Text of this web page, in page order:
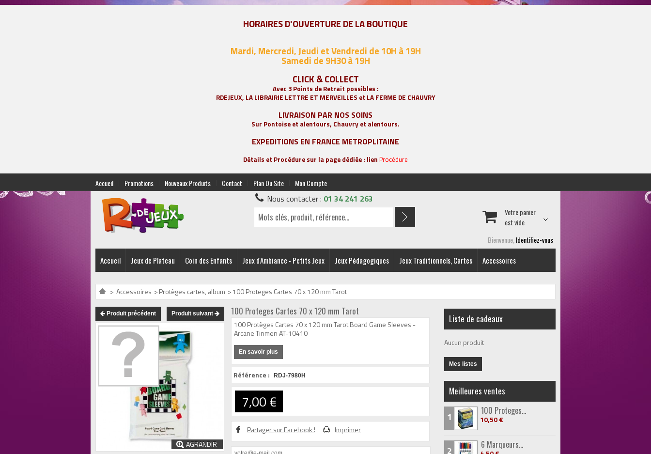
HORAIRES D'OUVERTURE DE LA BOUTIQUE
Mardi, Mercredi, Jeudi et Vendredi de 10H à 19H
Samedi de 9H30 à 19H
CLICK & COLLECT
Avec 3 Points de Retrait possibles :
RDEJEUX, LA LIBRAIRIE LETTRE ET MERVEILLES et LA FERME DE CHAUVRY
LIVRAISON PAR NOS SOINS
Sur Pontoise et alentours, Chauvry et alentours.
EXPEDITIONS EN FRANCE METROPLITAINE
Détails et Procédure sur la page dédiée : lien Procédure
Accueil Promotions Nouveaux Produits Contact Plan Du Site Mon Compte
Nous contacter : 01 34 241 263
Bienvenue, Identifiez-vous
Votre panier
est vide
Accueil Jeux de Plateau Coin des Enfants Jeux d'Ambiance - Petits Jeux Jeux Pédagogiques Jeux Traditionnels, Cartes Accessoires
> Accessoires >Protèges cartes, album >100 Proteges Cartes 70 x 120 mm Tarot
Produit précédent Produit suivant
AGRANDIR
100 Proteges Cartes 70 x 120 mm Tarot
100 Protèges Cartes 70 x 120 mm Tarot Board Game Sleeves -
Arcane Tinmen AT-10410
En savoir plus
Référence : RDJ-7980H
7,00 €
Partager sur Facebook ! Imprimer
Liste de cadeaux
Aucun produit
Mes listes
Meilleures ventes
1 100 Proteges...
10,50 €
2 6 Marqueurs...